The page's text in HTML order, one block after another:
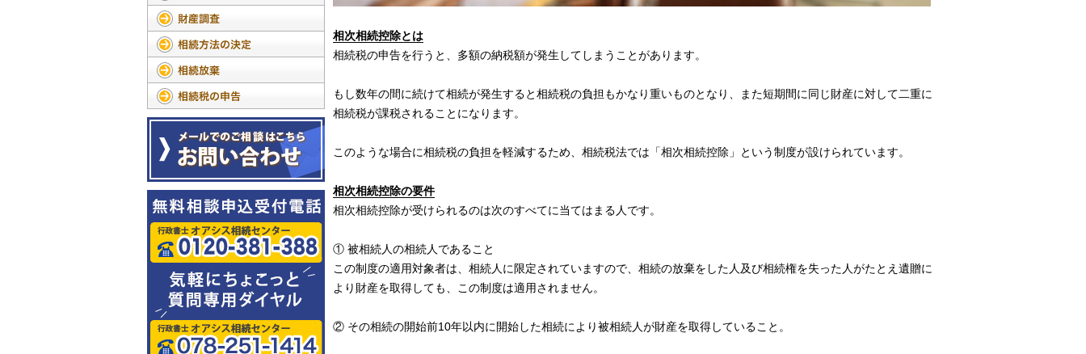
相次相続控除とは
相続税の申告を行うと、多額の納税額が発生してしまうことがあります。
もし数年の間に続けて相続が発生すると相続税の負担もかなり重いものとなり、また短期間に同じ財産に対して二重に
相続税が課税されることになります。
このような場合に相続税の負担を軽減するため、相続税法では「相次相続控除」という制度が設けられています。
相次相続控除の要件
相次相続控除が受けられるのは次のすべてに当てはまる人です。
① 被相続人の相続人であること
この制度の適用対象者は、相続人に限定されていますので、相続の放棄をした人及び相続権を失った人がたとえ遺贈に
より財産を取得しても、この制度は適用されません。
② その相続の開始前10年以内に開始した相続により被相続人が財産を取得していること。